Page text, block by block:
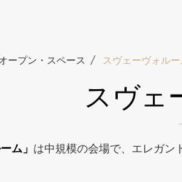
ープン・スペース スヴェーヴォルー
スヴェ
ム」 は中規模の会場で、エレガン